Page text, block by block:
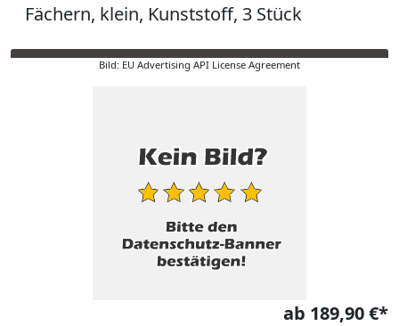
Fächern, klein, Kunststoff, 3 Stück
Bild: EU Advertising API License Agreement
ab 189,90 €*